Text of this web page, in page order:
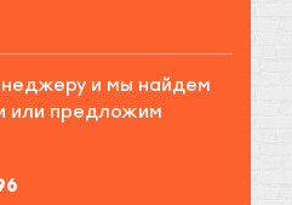
и мы найдем
или предложим